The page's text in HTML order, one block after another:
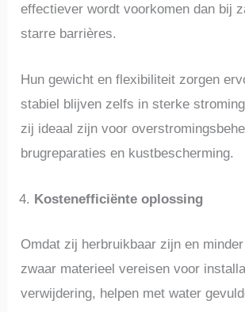
effectiever wordt voorkomen dan bij
starre barrières.
Hun gewicht en flexibiliteit zorgen
stabiel blijven zelfs in sterke
zij ideaal zijn voor
brugreparaties en kustbescherming.
Kostenefficiënte oplossing
Omdat zij herbruikbaar zijn en
zwaar materieel vereisen voor
verwijdering, helpen met water